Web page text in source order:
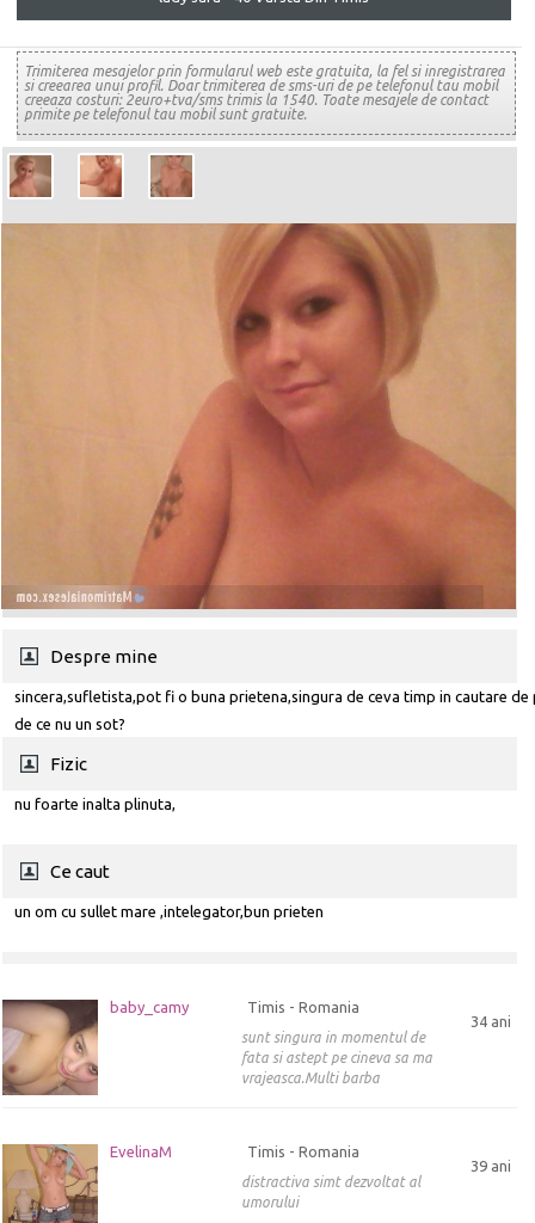
Trimiterea mesajelor prin formularul web este gratuita, la fel si inregistrarea
si creearea unui profil. Doar trimiterea de sms-uri de pe telefonul tau mobil
creeaza costuri: 2euro+tva/sms trimis la 1540. Toate mesajele de contact
primite pe telefonul tau mobil sunt gratuite.
Despre mine
sincera,sufletista,pot fi o buna prietena,singura de ceva timp in cautare de
de ce nu un sot?
Fizic
nu foarte inalta plinuta,
Ce caut
un om cu sullet mare ,intelegator,bun prieten
baby_camy
34 ani
Timis - Romania
sunt singura in momentul de
fata si astept pe cineva sa ma
vrajeasca.Multi barba
EvelinaM
39 ani
Timis - Romania
distractiva simt dezvoltat al
umorului